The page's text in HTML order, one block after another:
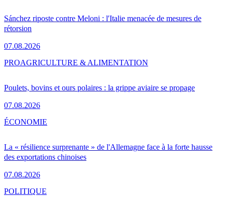
Sánchez riposte contre Meloni : l'Italie menacée de mesures de
rétorsion
07.08.2026
Poulets, bovins et ours polaires : la grippe aviaire se propage
07.08.2026
PROAGRICULTURE & ALIMENTATION
La « résilience surprenante » de l'Allemagne face à la forte hausse
des exportations chinoises
07.08.2026
ÉCONOMIE
POLITIQUE